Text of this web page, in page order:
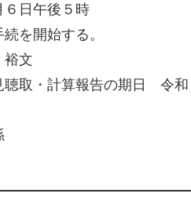
日午後５時
を開始する。
文
取・計算報告の期日 令和